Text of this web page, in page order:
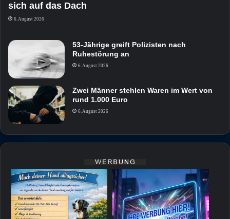
sich auf das Dach
6. August 2026
53-Jährige greift Polizisten nach
Ruhestörung an
6. August 2026
Zwei Männer stehlen Waren im Wert von
rund 1.000 Euro
6. August 2026